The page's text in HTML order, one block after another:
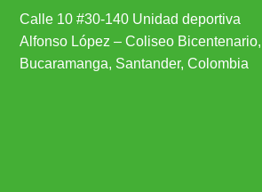
Calle 10 #30-140 Unidad deportiva
Alfonso López – Coliseo Bicentenario,
Bucaramanga, Santander, Colombia